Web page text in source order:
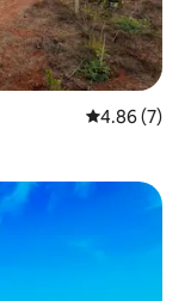
Calificación
4.86 (7)